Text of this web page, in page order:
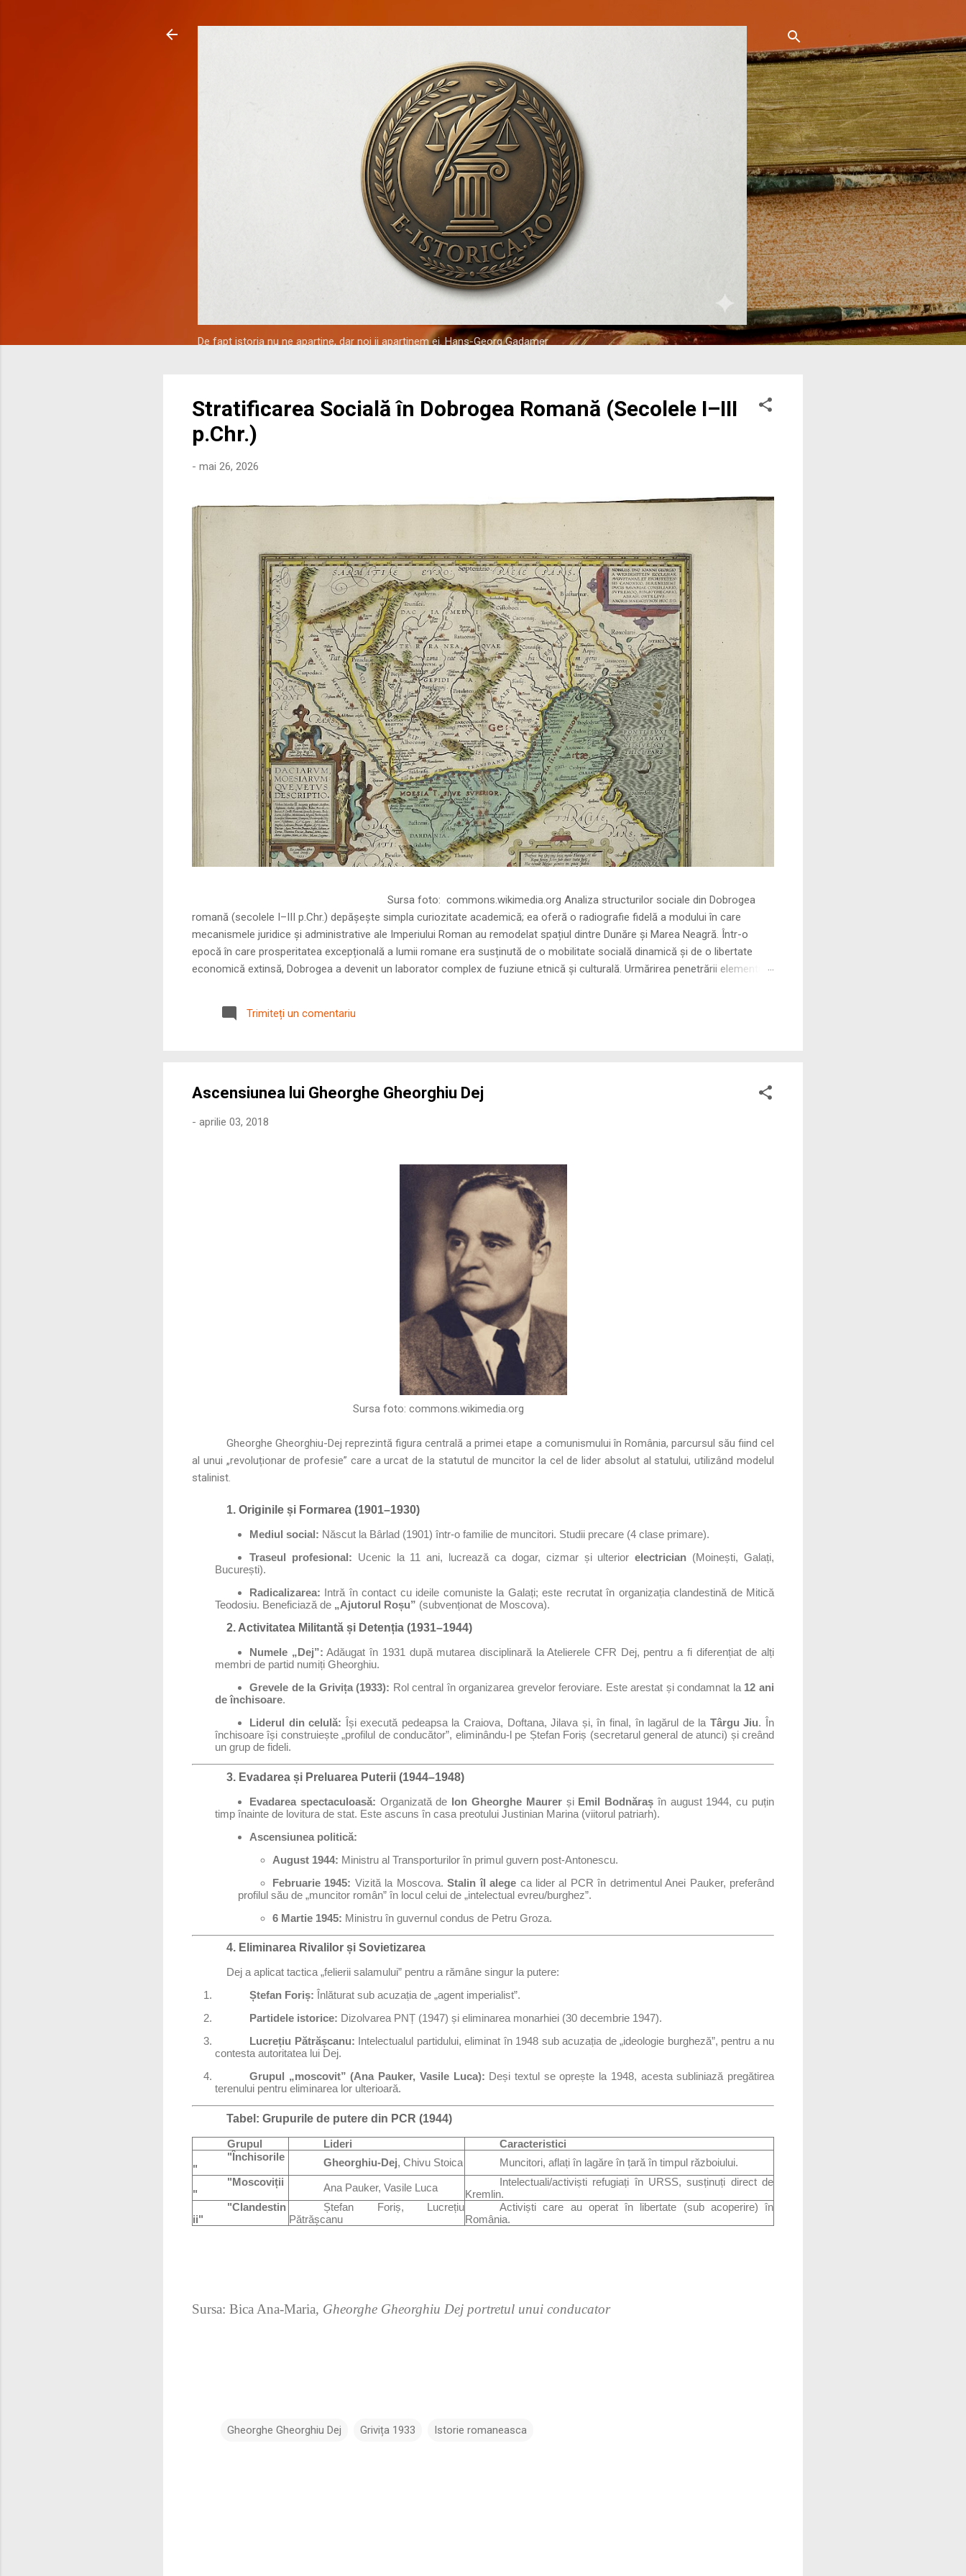
De fapt istoria nu ne apartine, dar noi ii apartinem ei. Hans-Georg Gadamer
Stratificarea Socială în Dobrogea Romană (Secolele I–III
p.Chr.)
- mai 26, 2026
Sursa foto: commons.wikimedia.org Analiza structurilor sociale din Dobrogea
romană (secolele I–III p.Chr.) depășește simpla curiozitate academică; ea oferă o radiografie fidelă a modului în care
mecanismele juridice și administrative ale Imperiului Roman au remodelat spațiul dintre Dunăre și Marea Neagră. Într-o
epocă în care prosperitatea excepțională a lumii romane era susținută de o mobilitate socială dinamică și de o libertate
economică extinsă, Dobrogea a devenit un laborator complex de fuziune etnică și culturală. Urmărirea penetrării elementului
precizie profunzimea și ritmul procesului de rom...
Trimiteți un comentariu
Ascensiunea lui Gheorghe Gheorghiu Dej
- aprilie 03, 2018
Sursa foto: commons.wikimedia.org
Gheorghe Gheorghiu-Dej reprezintă figura centrală a primei etape a comunismului în România, parcursul său fiind cel
al unui „revoluționar de profesie” care a urcat de la statutul de muncitor la cel de lider absolut al statului, utilizând modelul
stalinist.
1. Originile și Formarea (1901–1930)
Mediul social: Născut la Bârlad (1901) într-o familie de muncitori. Studii precare (4 clase primare).
Traseul profesional: Ucenic la 11 ani, lucrează ca dogar, cizmar și ulteriorelectrician (Moinești, Galați,
București).
Radicalizarea: Intră în contact cu ideile comuniste la Galați; este recrutat în organizația clandestină de Mitică
Teodosiu. Beneficiază de „Ajutorul Roșu” (subvenționat de Moscova).
2. Activitatea Militantă și Detenția (1931–1944)
Numele „Dej”: Adăugat în 1931 după mutarea disciplinară la Atelierele CFR Dej, pentru a fi diferențiat de alți
membri de partid numiți Gheorghiu.
Grevele de la Grivița (1933): Rol central în organizarea grevelor feroviare. Este arestat și condamnat la 12 ani
de închisoare.
Liderul din celulă: Își execută pedeapsa la Craiova, Doftana, Jilava și, în final, în lagărul de la Târgu Jiu. În
închisoare își construiește „profilul de conducător”, eliminându-l pe Ștefan Foriș (secretarul general de atunci) și creând
un grup de fideli.
3. Evadarea și Preluarea Puterii (1944–1948)
Evadarea spectaculoasă: Organizată de Ion Gheorghe Maurerși Emil Bodnăraș în august 1944, cu puțin
timp înainte de lovitura de stat. Este ascuns în casa preotului Justinian Marina (viitorul patriarh).
Ascensiunea politică:
August 1944: Ministru al Transporturilor în primul guvern post-Antonescu.
Februarie 1945: Vizită la Moscova.Stalin îl alege ca lider al PCR în detrimentul Anei Pauker, preferând
profilul său de „muncitor român” în locul celui de „intelectual evreu/burghez”.
6 Martie 1945: Ministru în guvernul condus de Petru Groza.
4. Eliminarea Rivalilor și Sovietizarea
Dej a aplicat tactica „felierii salamului” pentru a rămâne singur la putere:
Ștefan Foriș: Înlăturat sub acuzația de „agent imperialist”.
Partidele istorice: Dizolvarea PNȚ (1947) și eliminarea monarhiei (30 decembrie 1947).
Lucrețiu Pătrășcanu: Intelectualul partidului, eliminat în 1948 sub acuzația de „ideologie burgheză”, pentru a nu
contesta autoritatea lui Dej.
Grupul „moscovit” (Ana Pauker, Vasile Luca): Deși textul se oprește la 1948, acesta subliniază pregătirea
terenului pentru eliminarea lor ulterioară.
Tabel: Grupurile de putere din PCR (1944)
Grupul Lideri
Caracteristici
"Închisorile
"
Gheorghiu-Dej, Chivu Stoica
Muncitori, aflați în lagăre în țară în timpul războiului.
"Moscoviții
"
Ana Pauker, Vasile Luca
Intelectuali/activiști refugiați în URSS, susținuți direct de
Kremlin.
"Clandestin
ii"
Ștefan Foriș, Lucrețiu
Pătrășcanu
Activiști care au operat în libertate (sub acoperire) în
România.
Sursa: Bica Ana-Maria, Gheorghe Gheorghiu Dej portretul unui conducator
Gheorghe Gheorghiu Dej Grivița 1933 Istorie romaneasca